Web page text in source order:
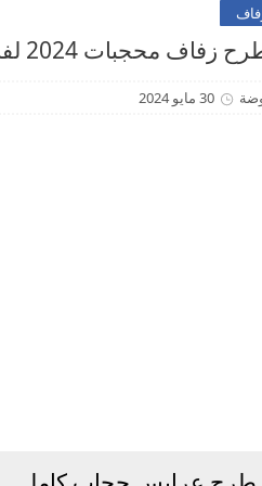
2024 لفات طرح عرايس - موقع يلا عالموضة
30 مايو 2024